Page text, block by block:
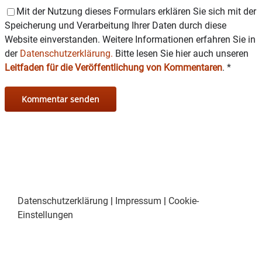
Mit der Nutzung dieses Formulars erklären Sie sich mit der
Speicherung und Verarbeitung Ihrer Daten durch diese
Website einverstanden. Weitere Informationen erfahren Sie in
der Datenschutzerklärung. Bitte lesen Sie hier auch unseren
Leitfaden für die Veröffentlichung von Kommentaren. *
Datenschutzerklärung | Impressum | Cookie-
Einstellungen